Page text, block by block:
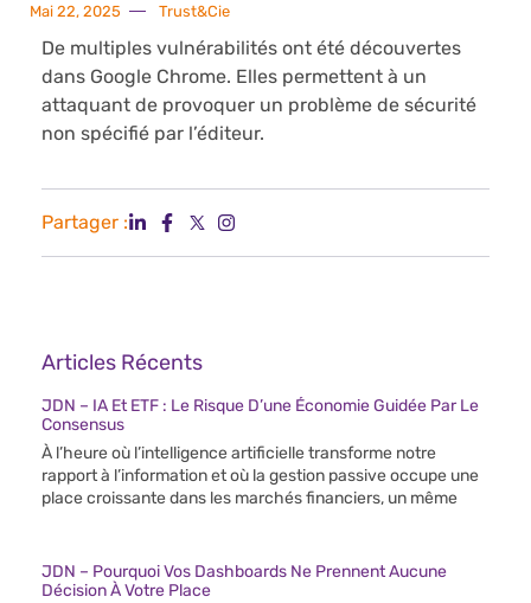
Mai 22, 2025 Trust&Cie
De multiples vulnérabilités ont été découvertes
dans Google Chrome. Elles permettent à un
attaquant de provoquer un problème de sécurité
non spécifié par l’éditeur.
Partager :
Articles Récents
JDN – IA Et ETF : Le Risque D’une Économie Guidée Par Le
Consensus
À l’heure où l’intelligence artificielle transforme notre
rapport à l’information et où la gestion passive occupe une
place croissante dans les marchés financiers, un même
JDN – Pourquoi Vos Dashboards Ne Prennent Aucune
Décision À Votre Place